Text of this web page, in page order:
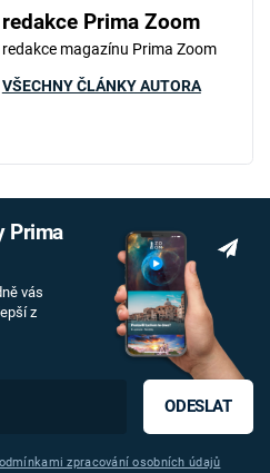
redakce Prima Zoom
redakce magazínu Prima Zoom
VŠECHNY ČLÁNKY AUTORA
Prima
vás
z
ODESLAT
zpracování osobních údajů